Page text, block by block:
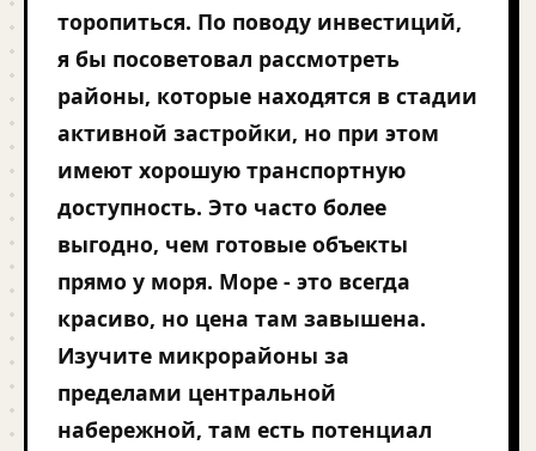
торопиться. По поводу инвестиций,
я бы посоветовал рассмотреть
районы, которые находятся в стадии
активной застройки, но при этом
имеют хорошую транспортную
доступность. Это часто более
выгодно, чем готовые объекты
прямо у моря. Море - это всегда
красиво, но цена там завышена.
Изучите микрорайоны за
пределами центральной
набережной, там есть потенциал